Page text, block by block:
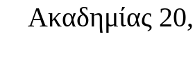
Ακαδημίας